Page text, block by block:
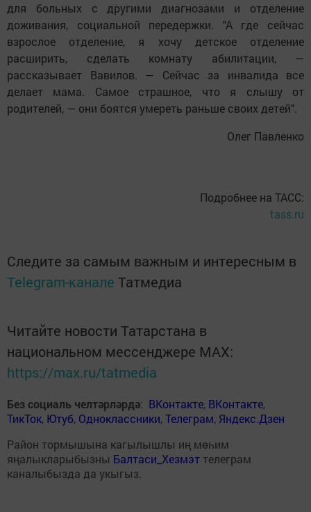
для больных с другими диагнозами и отделение
доживания, социальной передержки. "А где сейчас
взрослое отделение, я хочу детское отделение
расширить, сделать комнату абилитации, —
рассказывает Вавилов. — Сейчас за инвалида все
делает мама. Самое страшное, что я слышу от
родителей, — они боятся умереть раньше своих детей".
Олег Павленко
Подробнее на ТАСС:
tass.ru
Следите за самым важным и интересным в
Telegram-канале Татмедиа
Читайте новости Татарстана в
национальном мессенджере MАХ:
https://max.ru/tatmedia
Без социаль челтәрләрдә: ВКонтакте, ВКонтакте,
ТикТок, Ютуб, Одноклассники,Телеграм, Яндекс.Дзен
Район тормышына кагылышлы иң мөһим
яңалыкларыбызны Балтаси_Хезмэт телеграм
каналыбызда да укыгыз.